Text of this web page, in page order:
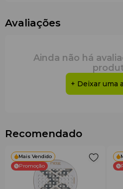
Avaliações
Ainda não há
+ Deixar uma
Recomendado
Mais Vendido
Promoção